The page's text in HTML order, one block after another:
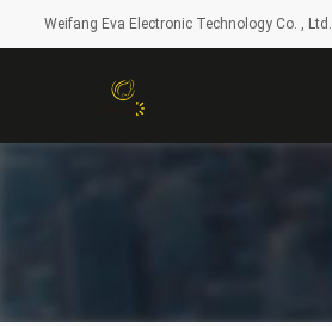
Weifang Eva Electronic Technology Co. , Ltd.